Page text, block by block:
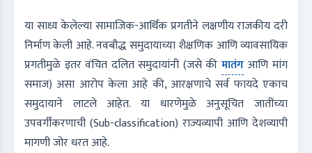
या साध्य केलेल्या सामाजिक-आर्थिक प्रगतीने लक्षणीय राजकीय दरी
निर्माण केली आहे. नवबौद्ध समुदायाच्या शैक्षणिक आणि व्यावसायिक
प्रगतीमुळे इतर वंचित दलित समुदायांनी (जसे की मातंगआणि मांग
समाज) असा आरोप केला आहे की, आरक्षणाचे सर्व फायदे एकाच
समुदायाने लाटले आहेत. या धारणेमुळे अनुसूचित जातींच्या
उपवर्गीकरणाची (Sub-classification) राज्यव्यापी आणि देशव्यापी
मागणी जोर धरत आहे.